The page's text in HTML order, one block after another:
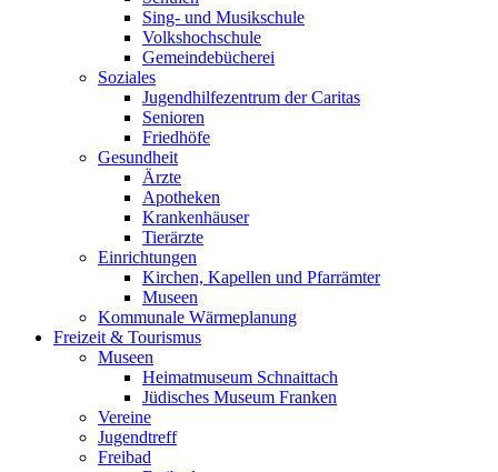
Sing- und Musikschule
Volkshochschule
Gemeindebücherei
Soziales
Jugendhilfezentrum der Caritas
Senioren
Friedhöfe
Gesundheit
Ärzte
Apotheken
Krankenhäuser
Tierärzte
Einrichtungen
Kirchen, Kapellen und Pfarrämter
Museen
Kommunale Wärmeplanung
Freizeit & Tourismus
Museen
Heimatmuseum Schnaittach
Jüdisches Museum Franken
Vereine
Jugendtreff
Freibad